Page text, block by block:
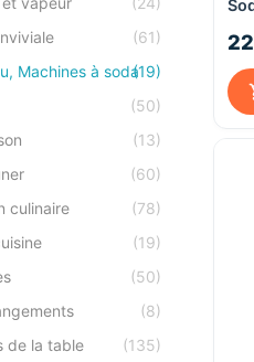
(61)
Machines à soda(19)
(50)
(13)
(60)
culinaire
(78)
(19)
(50)
(8)
de la table
(135)
1